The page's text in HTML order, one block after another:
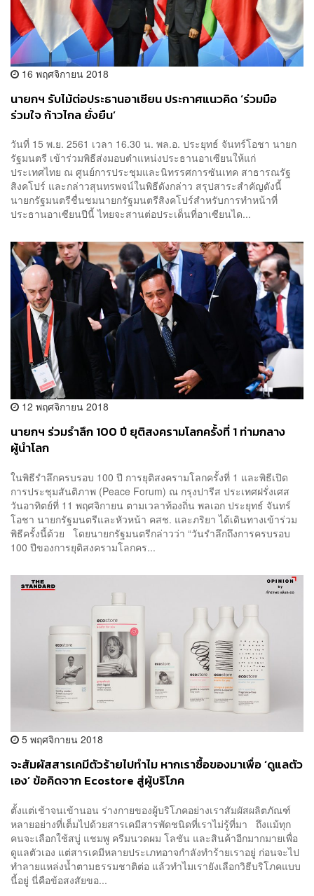
16 พฤศจิกายน 2018
นายกฯ รับไม้ต่อประธานอาเซียน ประกาศแนวคิด ‘ร่วมมือ
ร่วมใจ ก้าวไกล ยั่งยืน’
วันที่ 15 พ.ย. 2561 เวลา 16.30 น. พล.อ. ประยุทธ์ จันทร์โอชา นายก
รัฐมนตรี เข้าร่วมพิธีส่งมอบตำแหน่งประธานอาเซียนให้แก่
ประเทศไทย ณ ศูนย์การประชุมและนิทรรศการซันเทค สาธารณรัฐ
สิงคโปร์ และกล่าวสุนทรพจน์ในพิธีดังกล่าว สรุปสาระสำคัญดังนี้
นายกรัฐมนตรีชื่นชมนายกรัฐมนตรีสิงคโปร์สำหรับการทำหน้าที่
ประธานอาเซียนปีนี้ ไทยจะสานต่อประเด็นที่อาเซียนได...
12 พฤศจิกายน 2018
นายกฯ ร่วมรำลึก 100 ปี ยุติสงครามโลกครั้งที่ 1 ท่ามกลาง
ผู้นำโลก
ในพิธีรำลึกครบรอบ 100 ปี การยุติสงครามโลกครั้งที่ 1 และพิธีเปิด
การประชุมสันติภาพ (Peace Forum) ​ณ กรุงปารีส ประเทศฝรั่งเศส
วันอาทิตย์ที่ 11 พฤศจิกายน ตามเวลาท้องถิ่น พลเอก ประยุทธ์ จันทร์
โอชา นายกรัฐมนตรีและหัวหน้า คสช. และภริยา ได้เดินทางเข้าร่วม
พิธีครั้งนี้ด้วย โดยนายกรัฐมนตรีกล่าวว่า “วันรำลึกถึงการครบรอบ
100 ปีของการยุติสงครามโลกคร...
5 พฤศจิกายน 2018
จะสัมผัสสารเคมีตัวร้ายไปทำไม หากเราซื้อของมาเพื่อ ‘ดูแลตัว
เอง’ ข้อคิดจาก Ecostore สู่ผู้บริโภค
ตั้งแต่เช้าจนเข้านอน ร่างกายของผู้บริโภคอย่างเราสัมผัสผลิตภัณฑ์
หลายอย่างที่เต็มไปด้วยสารเคมีสารพัดชนิดที่เราไม่รู้ที่มา ถึงแม้ทุก
คนจะเลือกใช้สบู่ แชมพู ครีมนวดผม โลชัน และสินค้าอีกมากมายเพื่อ
ดูแลตัวเอง แต่สารเคมีหลายประเภทอาจกำลังทำร้ายเราอยู่ ก่อนจะไป
ทำลายแหล่งน้ำตามธรรมชาติต่อ แล้วทำไมเรายังเลือกวิธีบริโภคแบบ
นี้อยู่ นี่คือข้อสงสัยขอ...